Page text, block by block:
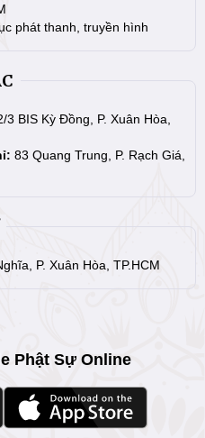
phát thanh, truyền hình
3 BIS Kỳ Đồng, P. Xuân Hòa,
83 Quang Trung, P. Rạch Giá,
P. Xuân Hòa, TP.HCM
Phật Sự Online